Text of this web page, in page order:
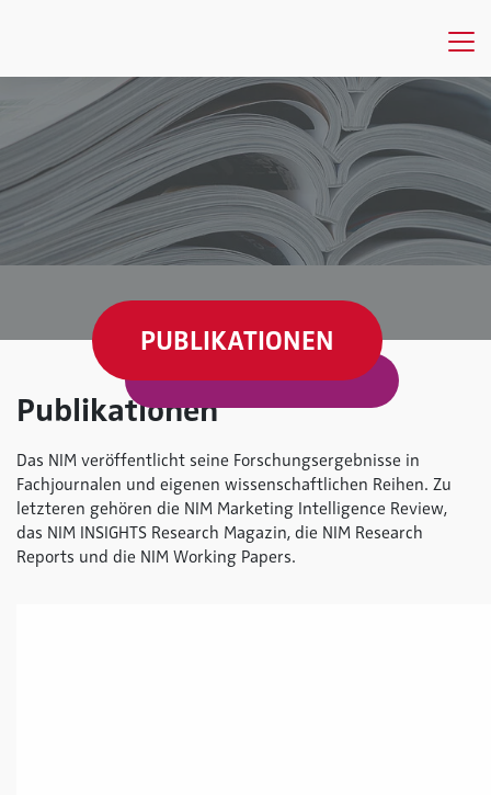
PUBLIKATIONEN
Publikationen
Das NIM veröffentlicht seine Forschungsergebnisse in
Fachjournalen und eigenen wissenschaftlichen Reihen. Zu
letzteren gehören die NIM Marketing Intelligence Review,
das NIM INSIGHTS Research Magazin, die NIM Research
Reports und die NIM Working Papers.